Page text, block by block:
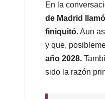
En la
de Madrid
finiquitó.Aun
y que,
año 2028.
sido la razón